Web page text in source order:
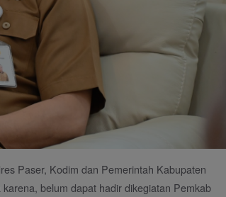
Paser, Kodim dan Pemerintah Kabupaten
belum dapat hadir dikegiatan Pemkab